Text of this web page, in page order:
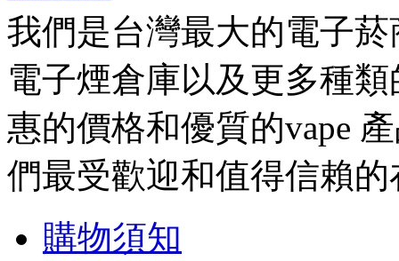
我們是台灣最大的電子
電子煙倉庫以及更多種
惠的價格和優質的vape
們最受歡迎和值得信賴的
購物須知